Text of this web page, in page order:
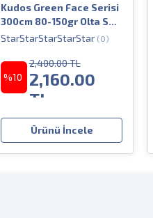
Kudos Green Face Serisi
300cm 80-150gr Olta Surf
Kamışı
(0)
%10
2,400.00 TL
2,160.00
TL
Ürünü İncele